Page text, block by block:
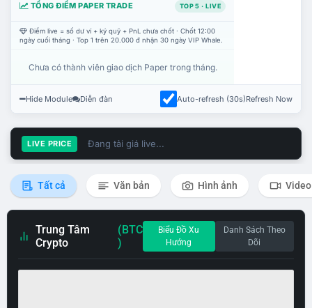
TỔNG ĐIỂM PAPER TRADE TOP 5 · LIVE
Điểm live = số dư ví + ký quỹ + PnL chưa chốt · Chốt 12:00
ngày cuối tháng · Top 1 trên 20.000 đ nhận 30 ngày VIP Whale.
Chưa có thành viên giao dịch Paper trong tháng.
Hide Module Diễn đàn Auto-refresh (30s)Refresh Now
LIVE PRICE Đang tải giá live...
Tất cả Văn bản Hình ảnh Video
Trung Tâm
Crypto
(BTC
)
Biểu Đồ Xu
Hướng
Danh Sách Theo
Dõi